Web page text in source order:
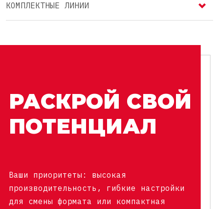
КОМПЛЕКТНЫЕ ЛИНИИ
РАСКРОЙ СВОЙ
ПОТЕНЦИАЛ
Ваши приоритеты: высокая
производительность, гибкие настройки
для смены формата или компактная